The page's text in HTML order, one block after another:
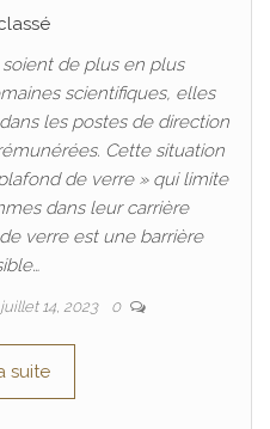
de plus en plus
scientifiques, elles
les postes de direction
Cette situation
de verre » qui limite
dans leur carrière
verre est une barrière
juillet 14, 2023 0
suite